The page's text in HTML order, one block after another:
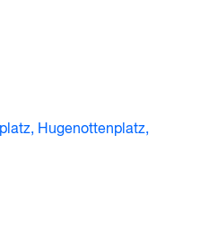
Hugenottenplatz,